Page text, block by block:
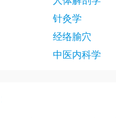
针灸学
经络腧穴
中医内科学